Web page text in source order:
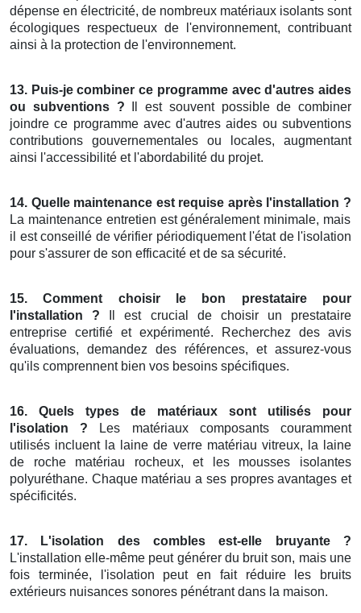
dépense en électricité, de nombreux matériaux isolants sont
écologiques respectueux de l'environnement, contribuant
ainsi à la protection de l'environnement.
13. Puis-je combiner ce programme avec d'autres aides
ou subventions ? Il est souvent possible de combiner
joindre ce programme avec d'autres aides ou subventions
contributions gouvernementales ou locales, augmentant
ainsi l'accessibilité et l'abordabilité du projet.
14. Quelle maintenance est requise après l'installation ?
La maintenance entretien est généralement minimale, mais
il est conseillé de vérifier périodiquement l'état de l'isolation
pour s'assurer de son efficacité et de sa sécurité.
15. Comment choisir le bon prestataire pour
l'installation ? Il est crucial de choisir un prestataire
entreprise certifié et expérimenté. Recherchez des avis
évaluations, demandez des références, et assurez-vous
qu'ils comprennent bien vos besoins spécifiques.
16. Quels types de matériaux sont utilisés pour
l'isolation ? Les matériaux composants couramment
utilisés incluent la laine de verre matériau vitreux, la laine
de roche matériau rocheux, et les mousses isolantes
polyuréthane. Chaque matériau a ses propres avantages et
spécificités.
17. L'isolation des combles est-elle bruyante ?
L'installation elle-même peut générer du bruit son, mais une
fois terminée, l'isolation peut en fait réduire les bruits
extérieurs nuisances sonores pénétrant dans la maison.